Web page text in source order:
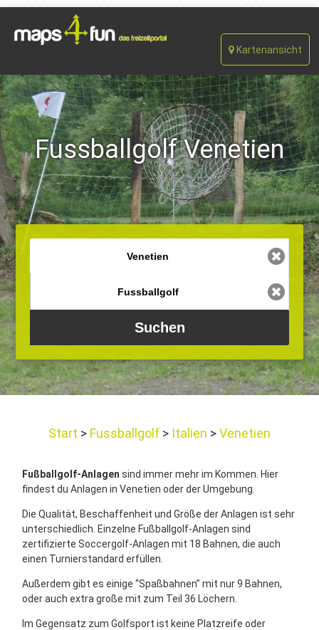
Kartenansicht
Fussballgolf Venetien
Start Fussballgolf Italien Venetien
Fußballgolf-Anlagen sind immer mehr im Kommen. Hier
findest du Anlagen in Venetien oder der Umgebung.
Die Qualität, Beschaffenheit und Größe der Anlagen ist sehr
unterschiedlich. Einzelne Fußballgolf-Anlagen sind
zertifizierte Soccergolf-Anlagen mit 18 Bahnen, die auch
einen Turnierstandard erfüllen.
Außerdem gibt es einige “Spaßbahnen” mit nur 9 Bahnen,
oder auch extra große mit zum Teil 36 Löchern.
Im Gegensatz zum Golfsport ist keine Platzreife oder